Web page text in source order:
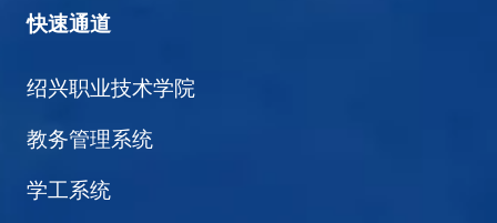
快速通道
绍兴职业技术学院
教务管理系统
学工系统